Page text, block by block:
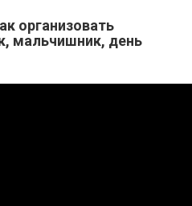
организовать
мальчишник, день